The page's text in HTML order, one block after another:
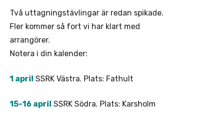
Två uttagningstävlingar är redan spikade.
Fler kommer så fort vi har klart med
arrangörer.
Notera i din kalender:
1 april SSRK Västra. Plats: Fathult
15-16 april SSRK Södra. Plats: Karsholm